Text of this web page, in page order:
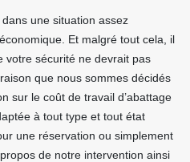
une situation assez
Et malgré tout cela, il
votre sécurité ne devrait pas
que nous sommes décidés
sur le coût de travail d’abattage
à tout type et tout état
une réservation ou simplement
de notre intervention ainsi